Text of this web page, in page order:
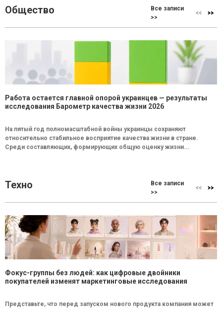
Общество
Все записи
>>
Работа остается главной опорой украинцев — результаты
исследования Барометр качества жизни 2026
На пятый год полномасштабной войны украинцы сохраняют
относительно стабильное восприятие качества жизни в стране.
Среди составляющих, формирующих общую оценку жизни...
Техно
Все записи
>>
Фокус-группы без людей: как цифровые двойники
покупателей изменят маркетинговые исследования
Представьте, что перед запуском нового продукта компания может